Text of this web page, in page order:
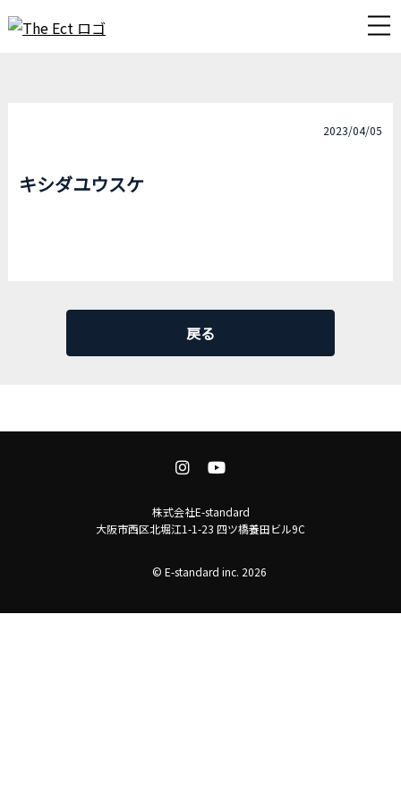
2023/04/05
キシダユウスケ
戻る
株式会社E-standard
大阪市西区北堀江1-1-23 四ツ橋養田ビル9C
© E-standard inc. 2026